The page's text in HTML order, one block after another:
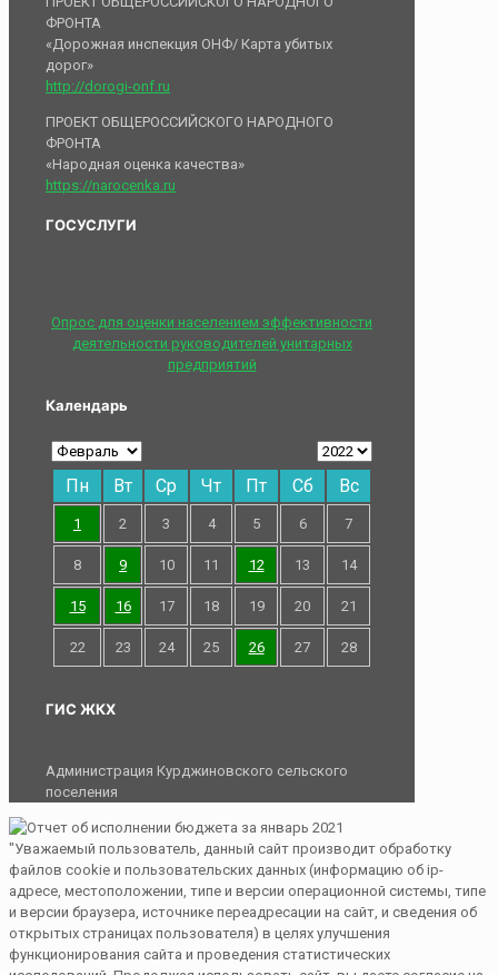
ФРОНТА
«Дорожная инспекция ОНФ/ Карта убитых
дорог»
http://dorogi-onf.ru
ПРОЕКТ ОБЩЕРОССИЙСКОГО НАРОДНОГО
ФРОНТА
«Народная оценка качества»
https://narocenka.ru
ГОСУСЛУГИ
Опрос для оценки населением эффективности
деятельности руководителей унитарных
предприятий
Календарь
Пн Вт Ср Чт Пт Сб Вс
1 2 3 4 5 6 7
8 9 10 11 12 13 14
15 16 17 18 19 20 21
22 23 24 25 26 27 28
ГИС ЖКХ
Администрация Курджиновского сельского
поселения
"Уважаемый пользователь, данный сайт производит обработку
файлов cookie и пользовательских данных (информацию об ip-
адресе, местоположении, типе и версии операционной системы, типе
и версии браузера, источнике переадресации на сайт, и сведения об
открытых страницах пользователя) в целях улучшения
функционирования сайта и проведения статистических